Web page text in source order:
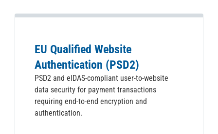
EU Qualified Website
Authentication (PSD2)
PSD2 and eIDAS-compliant user-to-website
data security for payment transactions
requiring end-to-end encryption and
authentication.